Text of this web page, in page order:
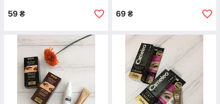
59 ₴ 69 ₴